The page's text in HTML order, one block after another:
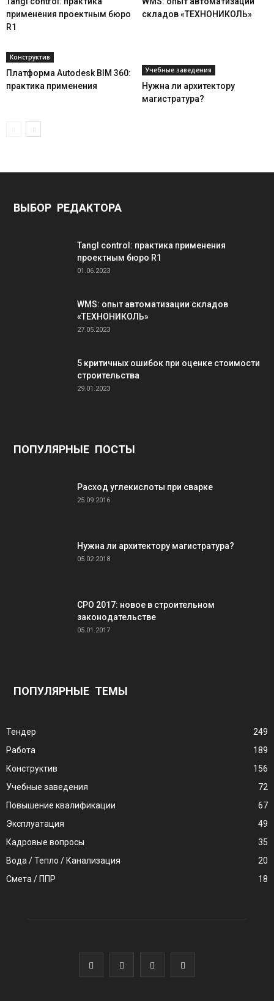
применения проектным бюро
R1
складов «ТЕХНОНИКОЛЬ»
Конструктив
Платформа Autodesk BIM 360:
практика применения
Учебные заведения
Нужна ли архитектору
магистратура?
ВЫБОР РЕДАКТОРА
Tangl control: практика применения
проектным бюро R1
01.06.2023
WMS: опыт автоматизации складов
«ТЕХНОНИКОЛЬ»
27.05.2023
5 критичных ошибок при оценке стоимости
строительства
29.01.2023
ПОПУЛЯРНЫЕ ПОСТЫ
Расход углекислоты при сварке
25.09.2016
Нужна ли архитектору магистратура?
05.02.2018
СРО 2017: новое в строительном
законодательстве
05.01.2017
ПОПУЛЯРНЫЕ ТЕМЫ
Тендер
249
Работа
189
Конструктив
156
Учебные заведения
72
Повышение квалификации
67
Эксплуатация
49
Кадровые вопросы
35
Вода / Тепло / Канализация
20
Смета / ППР
18